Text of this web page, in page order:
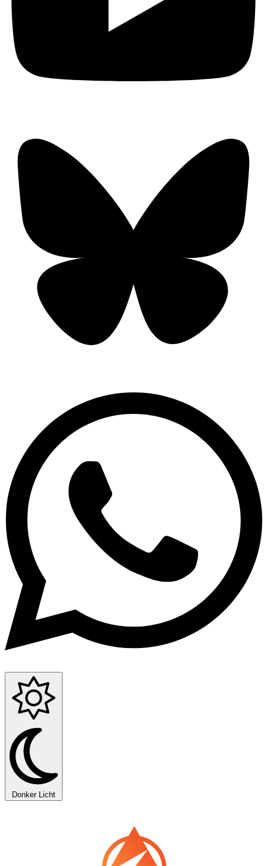
Donker Licht